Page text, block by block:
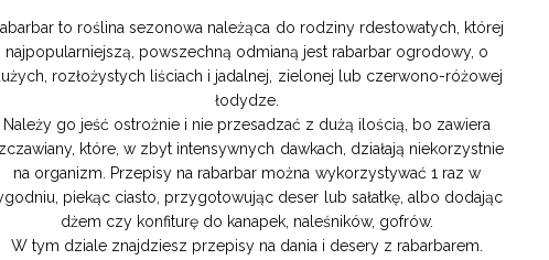
to roślina sezonowa należąca do rodziny rdestowatych, której
najpopularniejszą, powszechną odmianą jest rabarbar ogrodowy, o
rozłożystych liściach i jadalnej, zielonej lub czerwono-różowej
łodydze.
Należy go jeść ostrożnie i nie przesadzać z dużą ilością, bo zawiera
które, w zbyt intensywnych dawkach, działają niekorzystnie
na organizm. Przepisy na rabarbar można wykorzystywać 1 raz w
piekąc ciasto, przygotowując deser lub sałatkę, albo dodając
dżem czy konfiturę do kanapek, naleśników, gofrów.
W tym dziale znajdziesz przepisy na dania i desery z rabarbarem.